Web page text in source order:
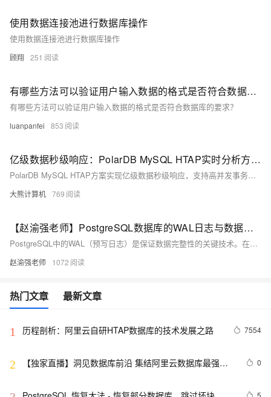
使用数据连接池进行数据库操作
使用数据连接池进行数据库操作
顾翔 251
有哪些方法可以验证用户输入数据的格式是否符合数据库的要求？
有哪些方法可以验证用户输入数据的格式是否符合数据库的要求？
luanpanfei 853
亿级数据秒级响应：PolarDB MySQL HTAP实时分析方案设计与压测报告
PolarDB MySQL HTAP方案实现亿级数据秒级响应，支持高并发事务与实时分析。通过行列混存、智能路由与资源隔离，满足电商、金融等场景的实时报表、决策需求，降低架构复杂度与运维成本。
大熊计算机 769
【赵渝强老师】PostgreSQL数据库的WAL日志与数据写入的过程
PostgreSQL中的WAL（预写日志）是保证数据完整性的关键技术。在数据修改前，系统会先将日志写入WAL，确保宕机时可通过日志恢复数据。它减少了磁盘I/O，提升了性能，并支持手动切换日志文件。WAL文件默认存储在pg_wal目录下，采用16进制命名规则。此外，PostgreSQL提供pg_waldump工具解析日志内容。
赵渝强老师 1072
热门文章 最新文章
1 历程剖析：阿里云自研HTAP数据库的技术发展之路 7554
2
【独家直播】洞见数据库前沿 集结阿里云数据库最强阵
0
5